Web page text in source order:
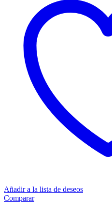
Añadir a la lista de deseos
Comparar